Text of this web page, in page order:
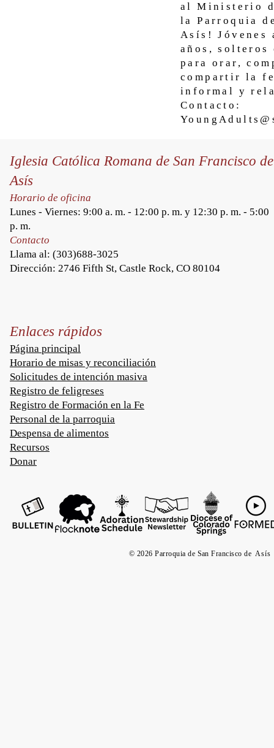
al Ministerio
la Parroquia
Asís! Jóvenes
años, solteros
para orar,
compartir la
informal y
Contacto:
Iglesia Católica Romana de San Francisco de
Asís
Horario de oficina
Lunes - Viernes: 9:00 a. m. - 12:00 p. m. y 12:30 p. m. - 5:00
p. m.
Contacto
Llama al: (303)688-3025
Dirección: 2746 Fifth St, Castle Rock, CO 80104
Enlaces rápidos
Página principal
Horario de misas y reconciliación
Solicitudes de intención masiva
Registro de feligreses
Registro de Formación en la Fe
Personal de la parroquia
Despensa de alimentos
Recursos
Donar
© 2026 Parroquia de San Francisco de Asís